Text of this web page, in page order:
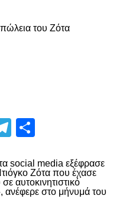
του Ζότα
Telegram
social media εξέφρασε
Ζότα που έχασε
αυτοκινητιστικό
στο μήνυμά του